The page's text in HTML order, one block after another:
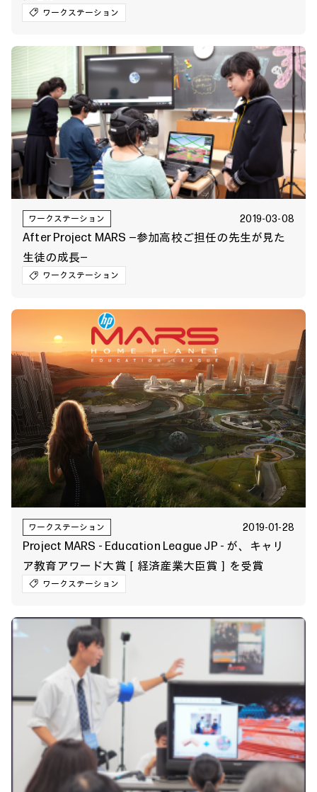
ワークステーション
ワークステーション 2019-03-08
After Project MARS ―参加高校ご担任の先生が見た
生徒の成長―
ワークステーション
ワークステーション 2019-01-28
Project MARS - Education League JP - が、キャリ
ア教育アワード大賞［経済産業大臣賞］を受賞
ワークステーション